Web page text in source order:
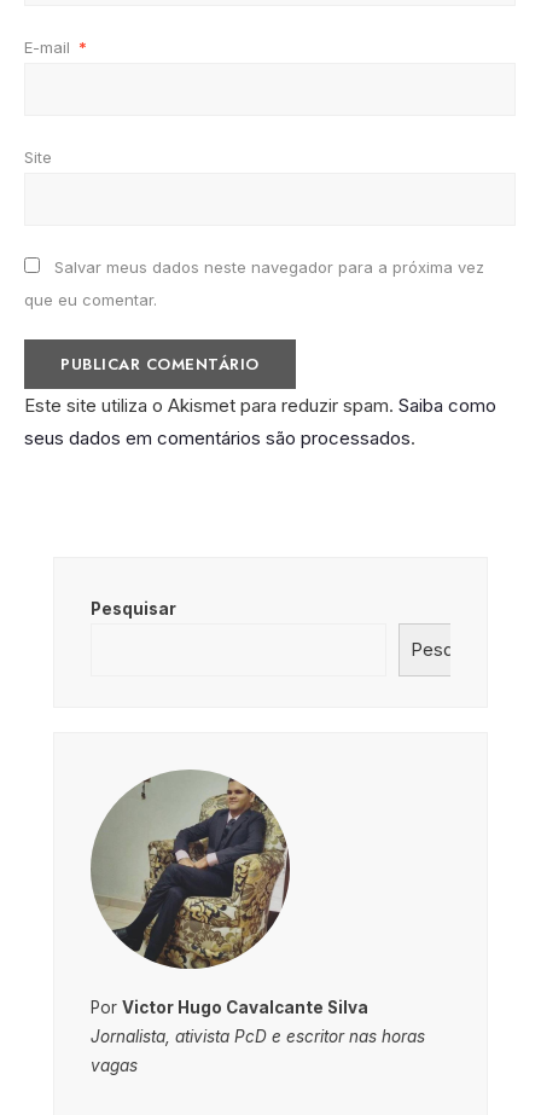
E-mail *
Site
Salvar meus dados neste navegador para a próxima vez
que eu comentar.
Este site utiliza o Akismet para reduzir spam. Saiba como
seus dados em comentários são processados.
Pesquisar
Pesquisar
Por Victor Hugo Cavalcante Silva
Jornalista, ativista PcD e escritor nas horas
vagas